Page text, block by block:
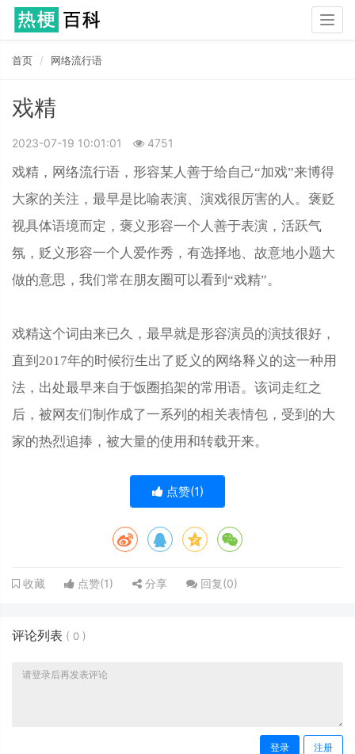
首页 网络流行语
戏精
2023-07-19 10:01:01 4751
戏精，网络流行语，形容某人善于给自己“加戏”来博得
大家的关注，最早是比喻表演、演戏很厉害的人。褒贬
视具体语境而定，褒义形容一个人善于表演，活跃气
氛，贬义形容一个人爱作秀，有选择地、故意地小题大
做的意思，我们常在朋友圈可以看到“戏精”。
戏精这个词由来已久，最早就是形容演员的演技很好，
直到2017年的时候衍生出了贬义的网络释义的这一种用
法，出处最早来自于饭圈掐架的常用语。该词走红之
后，被网友们制作成了一系列的相关表情包，受到的大
家的热烈追捧，被大量的使用和转载开来。
点赞(1)
收藏 点赞(1) 分享 回复(0)
评论列表 ( 0 )
登录 注册